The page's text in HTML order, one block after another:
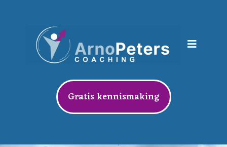
Gratis kennismaking